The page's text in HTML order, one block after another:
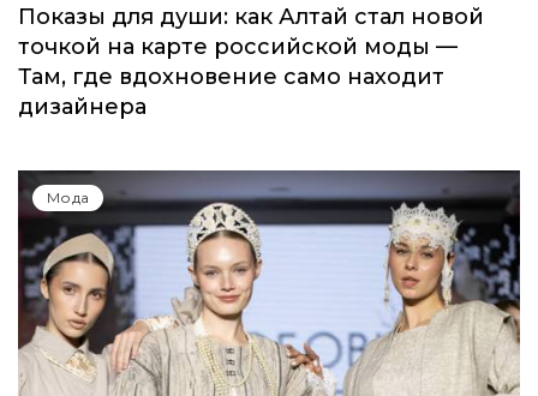
Показы для души: как Алтай стал новой
точкой на карте российской моды —
Там, где вдохновение само находит
дизайнера
Мода